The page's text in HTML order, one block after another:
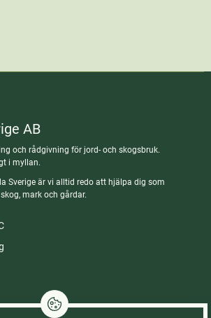
AB
och rådgivning för jord- och skogsbruk.
i myllan.
Sverige är vi alltid redo att hjälpa dig som
mark och gårdar.